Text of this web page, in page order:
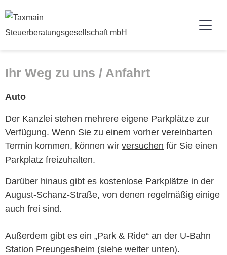
Ihr Weg zu uns / Anfahrt
Auto
Der Kan­zlei ste­hen mehrere eigene Park­plätze zur
Ver­fü­gung. Wenn Sie zu einem vorher vere­in­barten
Ter­min kom­men, kön­nen wir ver­suchen für Sie einen
Park­platz freizuhalten.
Darüber hin­aus gibt es kosten­lose Park­plätze in der
August-Schanz-Straße, von denen regelmäßig einige
auch frei sind.
Außer­dem gibt es ein „Park & Ride“ an der U‑Bahn
Sta­tion Pre­ungesheim (siehe weit­er unten).